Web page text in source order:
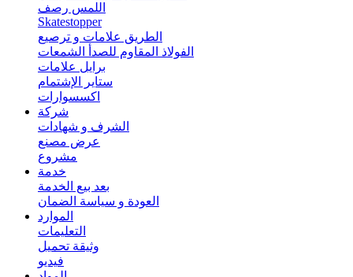
اللمس رصف
Skatestopper
الطريق علامات و ترصيع
الفولاذ المقاوم للصدأ الشمعات
برايل علامات
ستاير الإشتمام
اكسسوارات
شركة
الشرف و شهادات
عرض مصنع
مشروع
خدمة
بعد بيع الخدمة
العودة و سياسة الضمان
الموارد
التعليمات
وثيقة تحميل
فيديو